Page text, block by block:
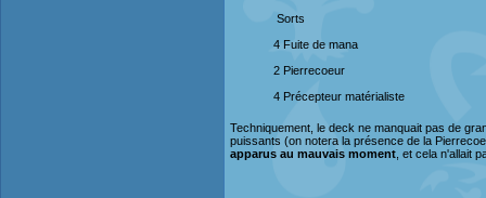
Sorts
4 Fuite de mana
2 Pierrecoeur
4 Précepteur matérialiste
Techniquement, le deck ne manquait pas de
puissants (on notera la présence de la
apparus au mauvais moment , et cela n'allait